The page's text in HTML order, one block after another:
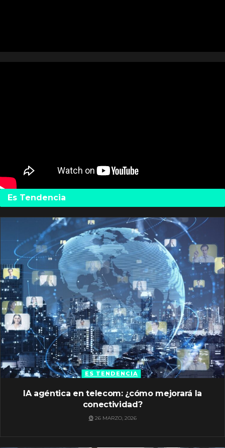
Es Tendencia
ES TENDENCIA
IA agéntica en telecom: ¿cómo mejorará la
conectividad?
26 MARZO, 2026